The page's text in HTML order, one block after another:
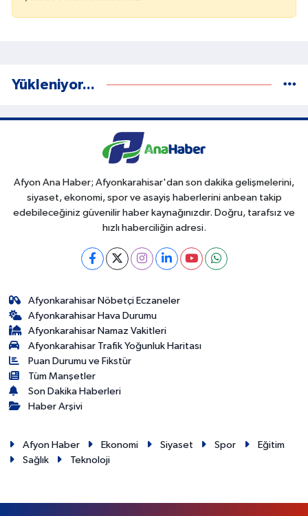
Yükleniyor...
Afyon Ana Haber; Afyonkarahisar'dan son dakika gelişmelerini,
siyaset, ekonomi, spor ve asayiş haberlerini anbean takip
edebileceğiniz güvenilir haber kaynağınızdır. Doğru, tarafsız ve
hızlı haberciliğin adresi.
Afyonkarahisar Nöbetçi Eczaneler
Afyonkarahisar Hava Durumu
Afyonkarahisar Namaz Vakitleri
Afyonkarahisar Trafik Yoğunluk Haritası
Puan Durumu ve Fikstür
Tüm Manşetler
Son Dakika Haberleri
Haber Arşivi
Afyon Haber Ekonomi Siyaset Spor
Eğitim
Sağlık
Teknoloji